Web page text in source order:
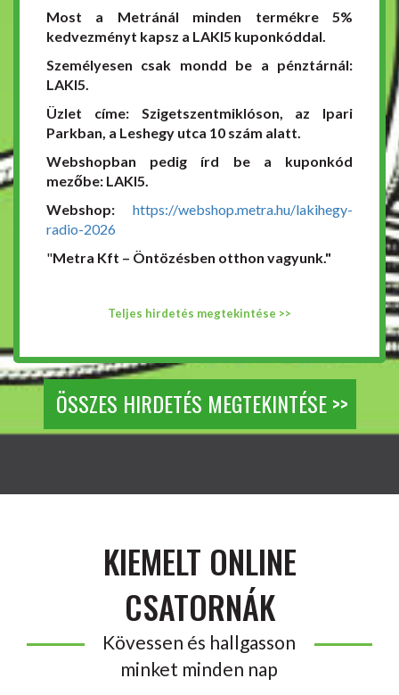
Most a Metránál minden termékre 5%
kedvezményt kapsz a LAKI5 kuponkóddal.
Személyesen csak mondd be a pénztárnál:
LAKI5.
Üzlet címe: Szigetszentmiklóson, az Ipari
Parkban, a Leshegy utca 10 szám alatt.
Webshopban pedig írd be a kuponkód
mezőbe: LAKI5.
Webshop: https://webshop.metra.hu/lakihegy-
radio-2026
"Metra Kft – Öntözésben otthon vagyunk."
Teljes hirdetés megtekintése >>
ÖSSZES HIRDETÉS MEGTEKINTÉSE >>
KIEMELT ONLINE
CSATORNÁK
Kövessen és hallgasson
minket minden nap